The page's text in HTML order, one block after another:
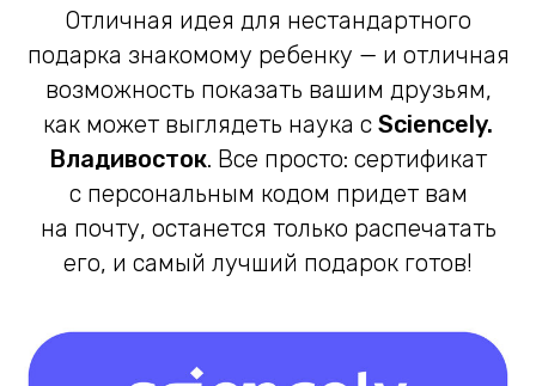
Отличная идея для нестандартного
подарка знакомому ребенку — и отличная
возможность показать вашим друзьям,
как может выглядеть наука с Sciencely.
Владивосток. Все просто: сертификат
с персональным кодом придет вам
на почту, останется только распечатать
его, и самый лучший подарок готов!